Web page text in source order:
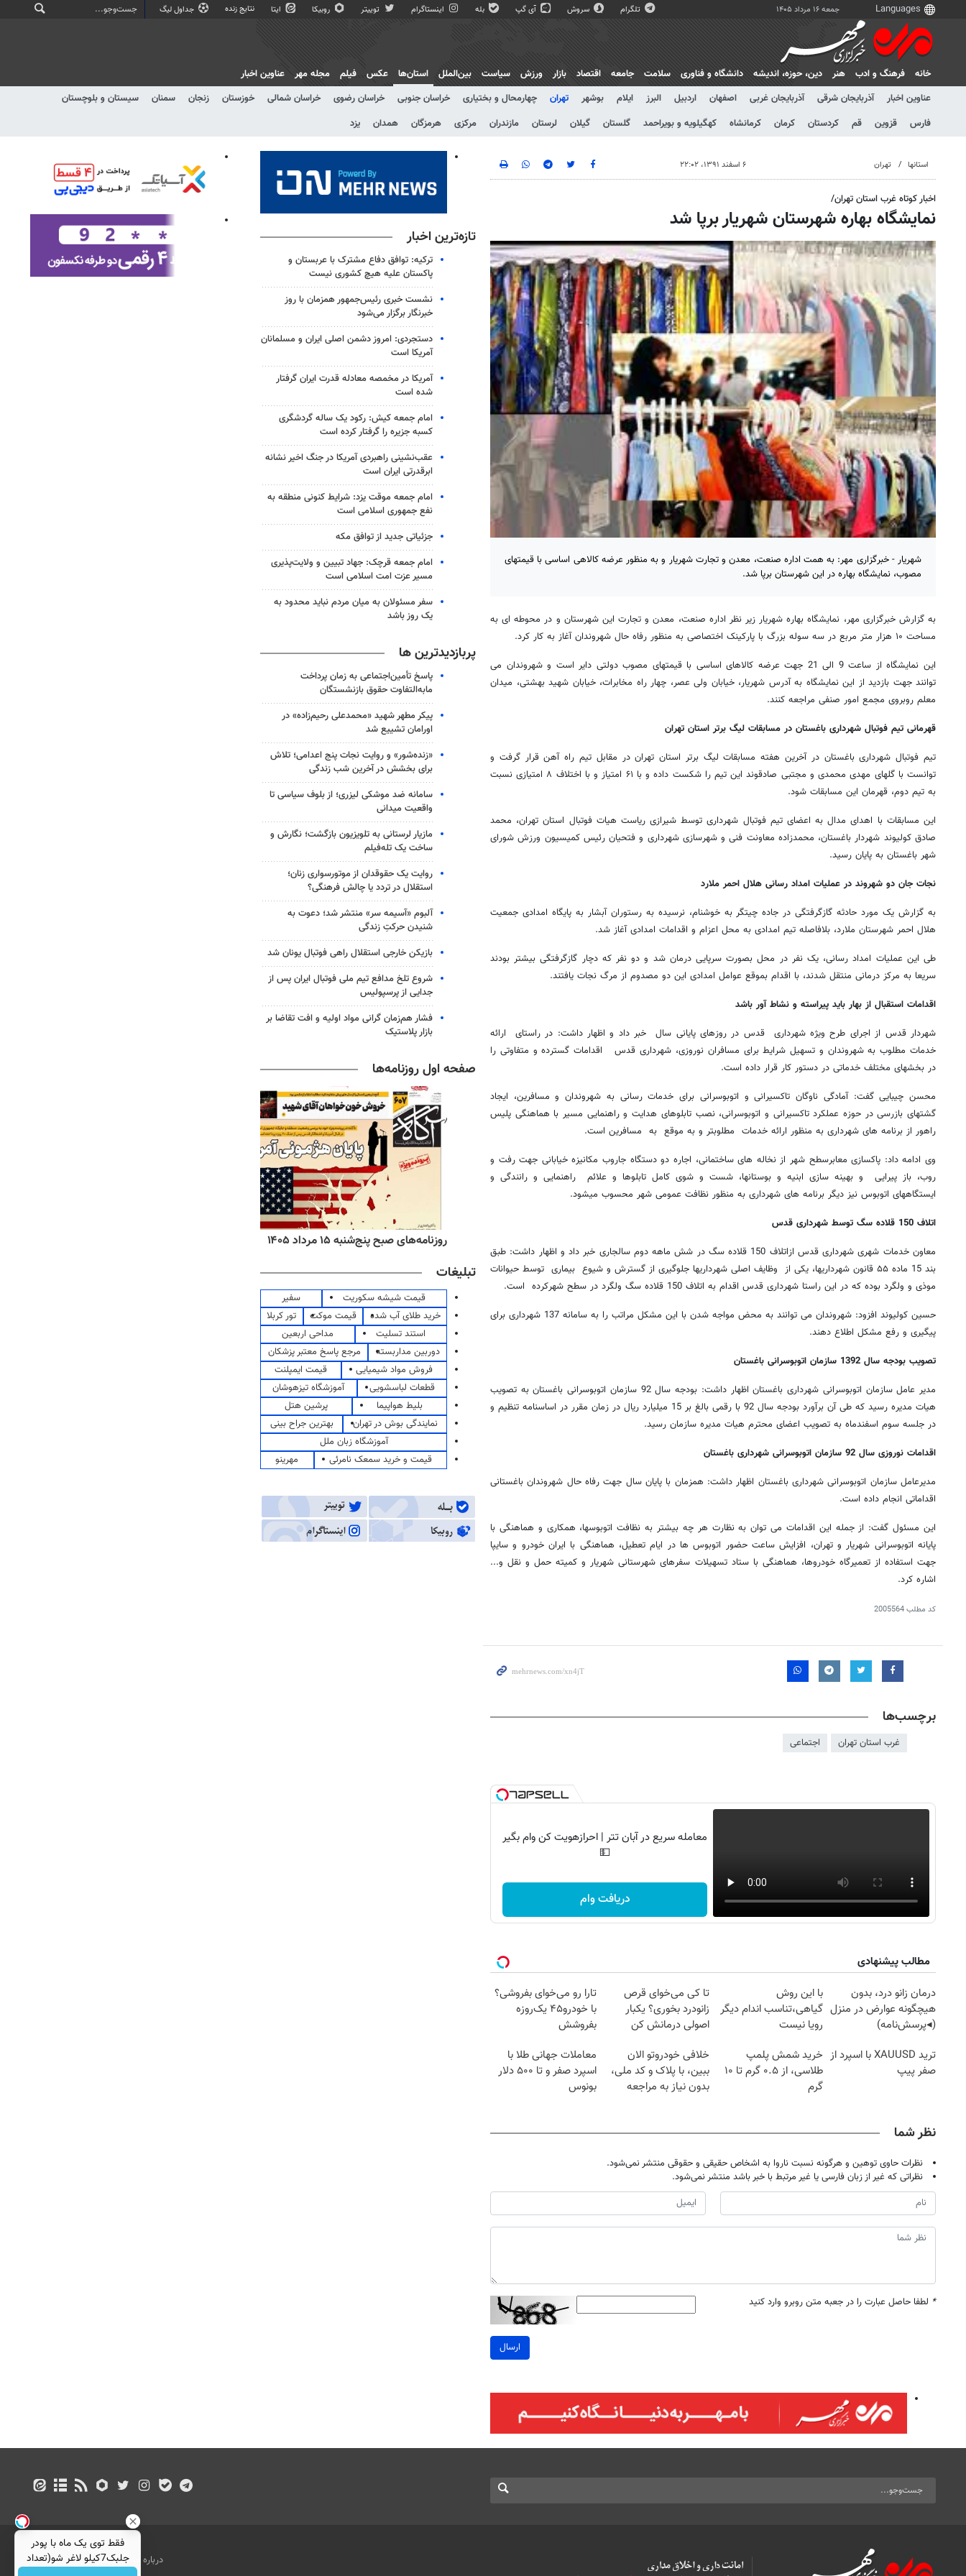
جمعه ۱۶ مرداد ۱۴۰۵ تلگرام سروش آی گپ بله اینستاگرام توییتر روبیکا ایتا نتایج زنده جداول لیگ
خانه فرهنگ و ادب هنر دين، حوزه، انديشه دانشگاه و فناوری سلامت جامعه اقتصاد بازار ورزش سیاست بین‌الملل
استان‌ها
عناوین اخبار
آذربایجان شرقی آذربایجان غربی اصفهان اردبیل البرز ایلام بوشهر تهران چهارمحال و بختیاری خراسان جنوبی خراسان رضوی خراسان شمالی خوزستان زنجان سمنان
سیستان و بلوچستان
فارس
قزوین قم کردستان کرمان کرمانشاه کهگیلویه و بویراحمد گلستان گیلان لرستان مازندران مرکزی هرمزگان همدان یزد
عکس فیلم مجله مهر عناوین اخبار
استانها تهران ۶ اسفند ۱۳۹۱، ۲۲:۰۲
اخبار کوتاه غرب استان تهران/
نمایشگاه بهاره شهرستان شهریار برپا شد
شهریار - خبرگزاری مهر: به همت اداره صنعت، معدن و تجارت شهریار و به منظور عرضه کالاهی اساسی با قیمتهای
مصوب، نمایشگاه بهاره در این شهرستان برپا شد.
به گزارش خبرگزاری مهر، نمایشگاه بهاره شهریار زیر نظر اداره صنعت، معدن و تجارت این شهرستان و در محوطه ای به
مساحت ۱۰ هزار متر مربع در سه سوله بزرگ با پارکینک اختصاصی به منظور رفاه حال شهروندان آغاز به کار کرد.
این نمایشگاه از ساعت 9 الی 21 جهت عرضه کالاهای اساسی با قیمتهای مصوب دولتی دایر است و شهروندان می
توانند جهت بازدید از این نمایشگاه به آدرس شهریار، خیابان ولی عصر، چهار راه مخابرات، خیابان شهید بهشتی، میدان
معلم روبروی مجمع امور صنفی مراجعه کنند.
قهرمانی تیم فوتبال شهرداری باغستان در مسابقات لیگ برتر استان تهران
تیم فوتبال شهرداری باغستان در آخرین هفته مسابقات لیگ برتر استان تهران در مقابل تیم راه آهن قرار گرفت و
توانست با گلهای مهدی محمدی و مجتبی صادقوند این تیم را شکست داده و با ۶۱ امتیاز و با اختلاف ۸ امتیازی نسبت
به تیم دوم، قهرمان این مسابقات شود.
این مسابقات با اهدای مدال به اعضای تیم فوتبال شهرداری توسط شیرازی ریاست هیات فوتبال استان تهران، محمد
صادق کولیوند شهردار باغستان، محمدزاده معاونت فنی و شهرسازی شهرداری و فتحیان رئیس کمیسیون ورزش شورای
شهر باغستان به پایان رسید.
نجات جان دو شهروند در عملیات امداد رسانی هلال احمر ملارد
به گزارش یک مورد حادثه گازگرفتگی در جاده چیتگر به خوشنام، نرسیده به رستوران آبشار به پایگاه امدادی جمعیت
هلال احمر شهرستان ملارد، بلافاصله تیم امدادی به محل اعزام و اقدامات امدادی آغاز شد.
طی این عملیات امداد رسانی، یک نفر در محل بصورت سرپایی درمان شد و دو نفر که دچار گازگرفتگی بیشتر بودند
سریعا به مرکز درمانی منتقل شدند، با اقدام بموقع عوامل امدادی این دو مصدوم از مرگ نجات یافتند.
اقدامات استقبال از بهار باید پیراسته و نشاط آور باشد
شهردار قدس از اجرای طرح ویژه شهرداری قدس در روزهای پایانی سال خبر داد و اظهار داشت: در راستای ارائه
خدمات مطلوب به شهروندان و تسهیل شرایط برای مسافران نوروزی، شهرداری قدس اقدامات گسترده و متفاوتی را
در بخشهای مختلف خدماتی در دستور کار قرار داده است.
محسن چیبایی گفت: آمادگی ناوگان تاکسیرانی و اتوبوسرانی برای خدمات رسانی به شهروندان و مسافرین، ایجاد
گشتهای بازرسی در حوزه عملکرد تاکسیرانی و اتوبوسرانی، نصب تابلوهای هدایت و راهنمایی مسیر با هماهنگی پلیس
راهور از برنامه های شهرداری به منظور ارائه خدمات مطلوبتر و به موقع به مسافرین است.
وی ادامه داد: پاکسازی معابرسطح شهر از نخاله های ساختمانی، اجاره دو دستگاه جاروب مکانیزه خیابانی جهت رفت و
روب، باز پیرایی و بهینه سازی ابنیه و بوستانها، شست و شوی کامل تابلوها و علائم راهنمایی و رانندگی و
ایستگاههای اتوبوس نیز دیگر برنامه های شهرداری به منظور نظافت عمومی شهر محسوب میشود.
اتلاف 150 قلاده سگ توسط شهرداری قدس
معاون خدمات شهری شهرداری قدس ازاتلاف 150 قلاده سگ در شش ماهه دوم سالجاری خبر داد و اظهار داشت: طبق
بند 15 ماده ۵۵ قانون شهرداريها، یکی از وظایف اصلی شهرداریها جلوگیری از گسترش و شیوع بیماری توسط حیوانات
موذی و ولگرد بوده که در این راستا شهرداری قدس اقدام به اتلاف 150 قلاده سگ ولگرد در سطح شهرکرده است.
حسین کولیوند افزود: شهروندان می توانند به محض مواجه شدن با این مشکل مراتب را به سامانه 137 شهرداری برای
پیگیری و رفع مشکل اطلاع دهند.
تصویب بودجه سال 1392 سازمان اتوبوسرانی باغستان
مدیر عامل سازمان اتوبوسرانی شهرداری باغستان اظهار داشت: بودجه سال 92 سازمان اتوبوسرانی باغستان به تصویب
هیات مدیره رسید که طی آن برآورد بودجه سال 92 با رقمی بالغ بر 15 میلیارد ریال در زمان مقرر در اساسنامه تنظیم و
در جلسه سوم اسفندماه به تصویب اعضای محترم هیات مدیره سازمان رسید.
اقدامات نوروزی سال 92 سازمان اتوبوسرانی شهرداری باغستان
مدیرعامل سازمان اتوبوسرانی شهرداری باغستان اظهار داشت: همزمان با پایان سال جهت رفاه حال شهروندان باغستانی
اقداماتی انجام داده است.
این مسئول گفت: از جمله این اقدامات می توان به نظارت هر چه بیشتر به نظافت اتوبوسها، همکاری و هماهنگی با
پایانه اتوبوسرانی شهریار و تهران، افزایش ساعت حضور اتوبوس ها در ایام تعطیل، هماهنگی با ایران خودرو و سایپا
جهت استفاده از تعمیرگاه خودروها، هماهنگی با ستاد تسهیلات سفرهای شهرستانی شهریار و کمیته حمل و نقل و...
اشاره کرد.
کد مطلب2005564
برچسب‌ها
غرب استان تهران اجتماعی
معامله سریع در آبان تتر | احرازهویت کن وام بگیر
💵
دریافت وام
مطالب پیشنهادی
درمان زانو درد، بدون
هیچگونه عوارض در منزل
(◂پرسش‌نامه)
با این روش
گیاهی،تناسب اندام دیگر
رویا نیست
تا کی می‌خوای قرص
زانودرد بخوری؟ یکبار
اصولی درمانش کن
تارا رو می‌خوای بفروشی؟
با خودرو۴۵ یک‌روزه
بفروشش
ترید XAUUSD با اسپرد از
صفر پیپ
خرید شمش پلمپ
طلاسی، از ۰.۵ گرم تا ۱۰
گرم
خلافی خودروتو الان
ببین، با پلاک و کد ملی،
بدون نیاز به مراجعه
معاملات جهانی طلا با
اسپرد صفر و تا ۵۰۰ دلار
بونوس
نظر شما
نظرات حاوی توهین و هرگونه نسبت ناروا به اشخاص حقیقی و حقوقی منتشر نمی‌شود.
نظراتی که غیر از زبان فارسی یا غیر مرتبط با خبر باشد منتشر نمی‌شود.
* لطفا حاصل عبارت را در جعبه متن روبرو وارد کنید
ارسال
تازه‌ترین اخبار
ترکیه‌: توافق دفاع مشترک با عربستان و
پاکستان علیه هیچ کشوری نیست
نشست خبری رئیس‌جمهور همزمان با روز
خبرنگار برگزار می‌شود
دستجردی: امروز دشمن اصلی ایران و مسلمانان
آمریکا است
آمریکا در مخمصه معادله قدرت ایران گرفتار
شده است
امام جمعه کیش: رکود یک ساله گردشگری
کسبه جزیره را گرفتار کرده است
عقب‌نشینی راهبردی آمریکا در جنگ اخیر نشانه
ابرقدرتی ایران است
امام جمعه موقت یزد: شرایط کنونی منطقه به
نفع جمهوری اسلامی است
جزئیاتی جدید از توافق مکه
امام جمعه قرچک: جهاد تبیین و ولایت‌پذیری
مسیر عزت امت اسلامی است
سفر مسئولان به میان مردم نباید محدود به
یک روز باشد
پربازدیدترین ها
پاسخ تأمین‌اجتماعی به زمان پرداخت
مابه‌التفاوت حقوق بازنشستگان
پیکر مطهر شهید «محمدعلی رحیم‌زاده» در
اورامان تشییع شد
«زنده‌شور» و روایت نجات پنج اعدامی؛ تلاش
برای بخشش در آخرین شب زندگی
سامانه ضد موشکی لیزری؛ از بلوف سیاسی تا
واقعیت میدانی
مازیار لرستانی به تلویزیون بازگشت؛ نگارش و
ساخت یک تله‌فیلم
روایت یک حقوقدان از موتورسواری زنان؛
استقلال در تردد یا چالش فرهنگی؟
آلبوم «آسیمه سر» منتشر شد؛ دعوت به
شنیدن حرکتِ زندگی
بازیکن خارجی استقلال راهی فوتبال یونان شد
شروع تلخ مدافع تیم ملی فوتبال ایران پس از
جدایی از پرسپولیس
فشار هم‌زمان گرانی مواد اولیه و افت تقاضا بر
بازار پلاستیک
صفحه اول روزنامه‌ها
روزنامه‌های صبح پنج‌شنبه ۱۵ مرداد ۱۴۰۵
تبلیغات
قیمت شیشه سکوریت
سفیر
خرید طلای آب شده
قیمت موکت
تور کربلا
استند تسلیت
مداحی اربعین
دوربین مداربسته
مرجع پاسخ معتبر پزشکان
فروش مواد شیمیایی
قیمت ایمپلنت
قطعات لباسشویی
آموزشگاه تیزهوشان
بلیط هواپیما
پرشین هتل
نمایندگی بوش در تهران
بهترین جراح بینی
آموزشگاه زبان ملل
قیمت و خرید سمعک نامرئی
مهرینو
درباره ما تماس با ما
بازرگانی
فقط توی یک ماه با پودر
جلبک7کیلو لاغر شو(تعداد